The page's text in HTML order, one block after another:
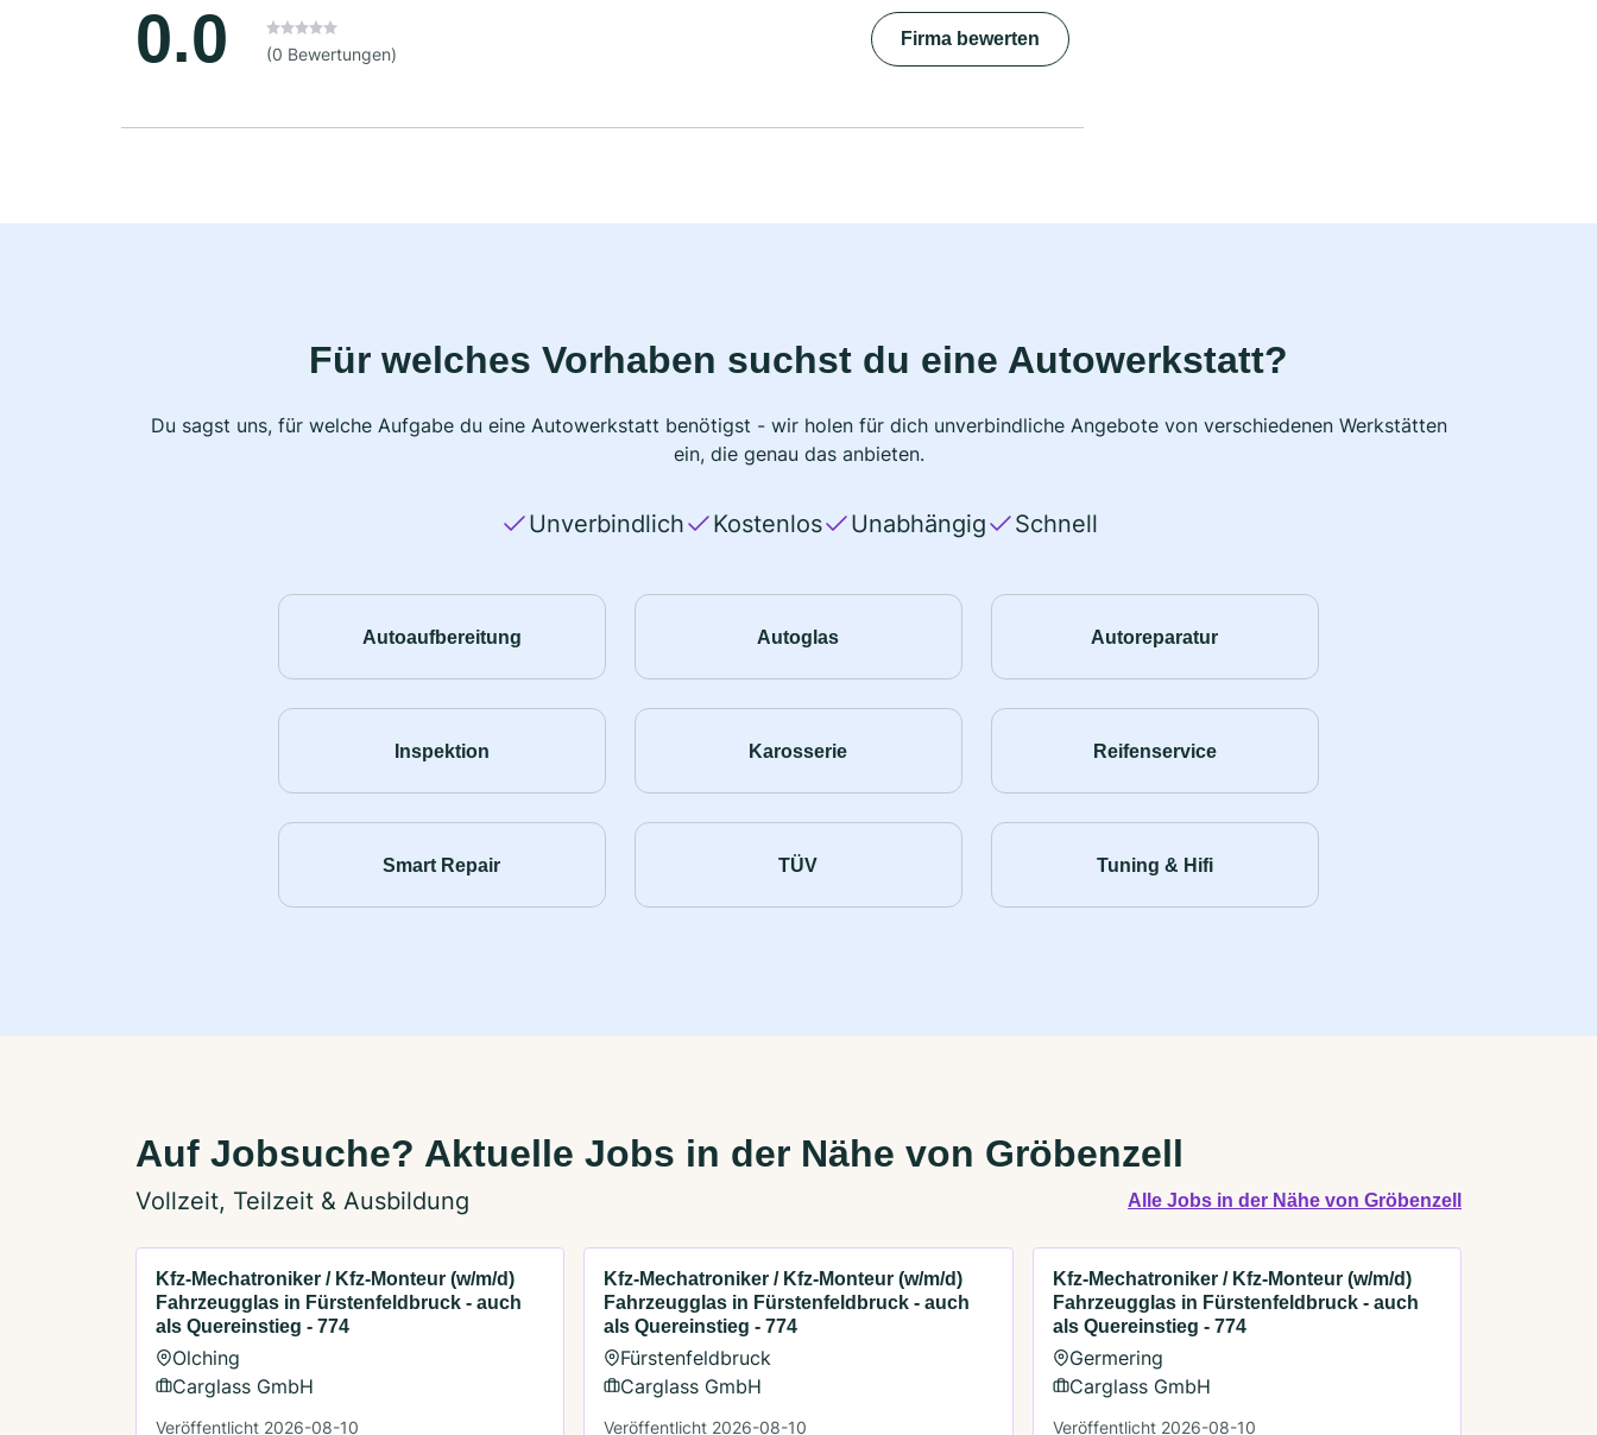
0.0 (0 Bewertungen)
Firma bewerten
Für welches Vorhaben suchst du eine Autowerkstatt?
Du sagst uns, für welche Aufgabe du eine Autowerkstatt benötigst - wir holen für dich unverbindliche Angebote von verschiedenen Werkstätten
ein, die genau das anbieten.
Unverbindlich Kostenlos Unabhängig Schnell
Autoaufbereitung Autoglas Autoreparatur
Inspektion Karosserie Reifenservice
Smart Repair TÜV Tuning & Hifi
Auf Jobsuche? Aktuelle Jobs in der Nähe von Gröbenzell
Vollzeit, Teilzeit & Ausbildung Alle Jobs in der Nähe von Gröbenzell
Kfz-Mechatroniker / Kfz-Monteur (w/m/d)
Fahrzeugglas in Fürstenfeldbruck - auch
als Quereinstieg - 774
Olching
Carglass GmbH
Veröffentlicht 2026-08-10
Kfz-Mechatroniker / Kfz-Monteur (w/m/d)
Fahrzeugglas in Fürstenfeldbruck - auch
als Quereinstieg - 774
Fürstenfeldbruck
Carglass GmbH
Veröffentlicht 2026-08-10
Kfz-Mechatroniker / Kfz-Monteur (w/m/d)
Fahrzeugglas in Fürstenfeldbruck - auch
als Quereinstieg - 774
Germering
Carglass GmbH
Veröffentlicht 2026-08-10